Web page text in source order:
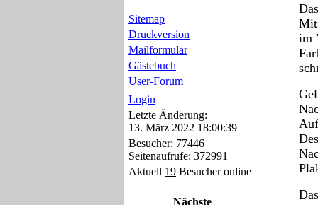
Sitemap
Druckversion
Mailformular
Gästebuch
User-Forum
Login
Letzte Änderung:
13. März 2022 18:00:39
Besucher: 77446
Seitenaufrufe: 372991
Aktuell 19 Besucher online
Nächste
im